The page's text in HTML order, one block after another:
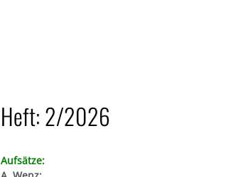
Heft: 2/2026
Aufsätze: